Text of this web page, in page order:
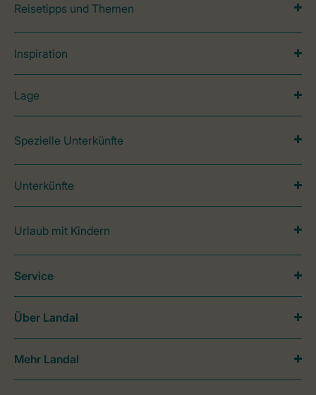
Reisetipps und Themen
Inspiration
Lage
Spezielle Unterkünfte
Unterkünfte
Urlaub mit Kindern
Service
Über Landal
Mehr Landal